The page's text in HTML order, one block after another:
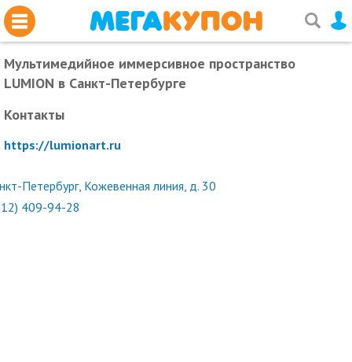
Мультимедийное иммерсивное пространство
LUMION в Санкт-Петербурге
Контакты
https://lumionart.ru
Петербург, Кожевенная линия, д. 30
409-94-28